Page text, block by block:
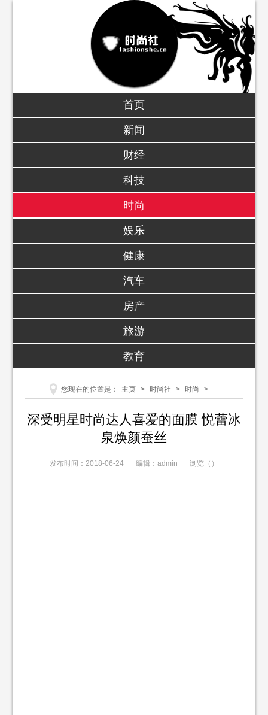
首页
新闻
财经
科技
时尚
娱乐
健康
汽车
房产
旅游
教育
您现在的位置是： 主页 > 时尚社 > 时尚 >
深受明星时尚达人喜爱的面膜 悦蕾冰
泉焕颜蚕丝
发布时间：2018-06-24 编辑：admin 浏览（ ）